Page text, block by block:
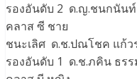
รองอันดับ 2 ด.ญ.ชนกนันท์
คลาส ซี ชาย
ชนะเลิศ ด.ช.ปณโชค แก้ว
รองอันดับ 1 ด.ช.ภคิน ธร